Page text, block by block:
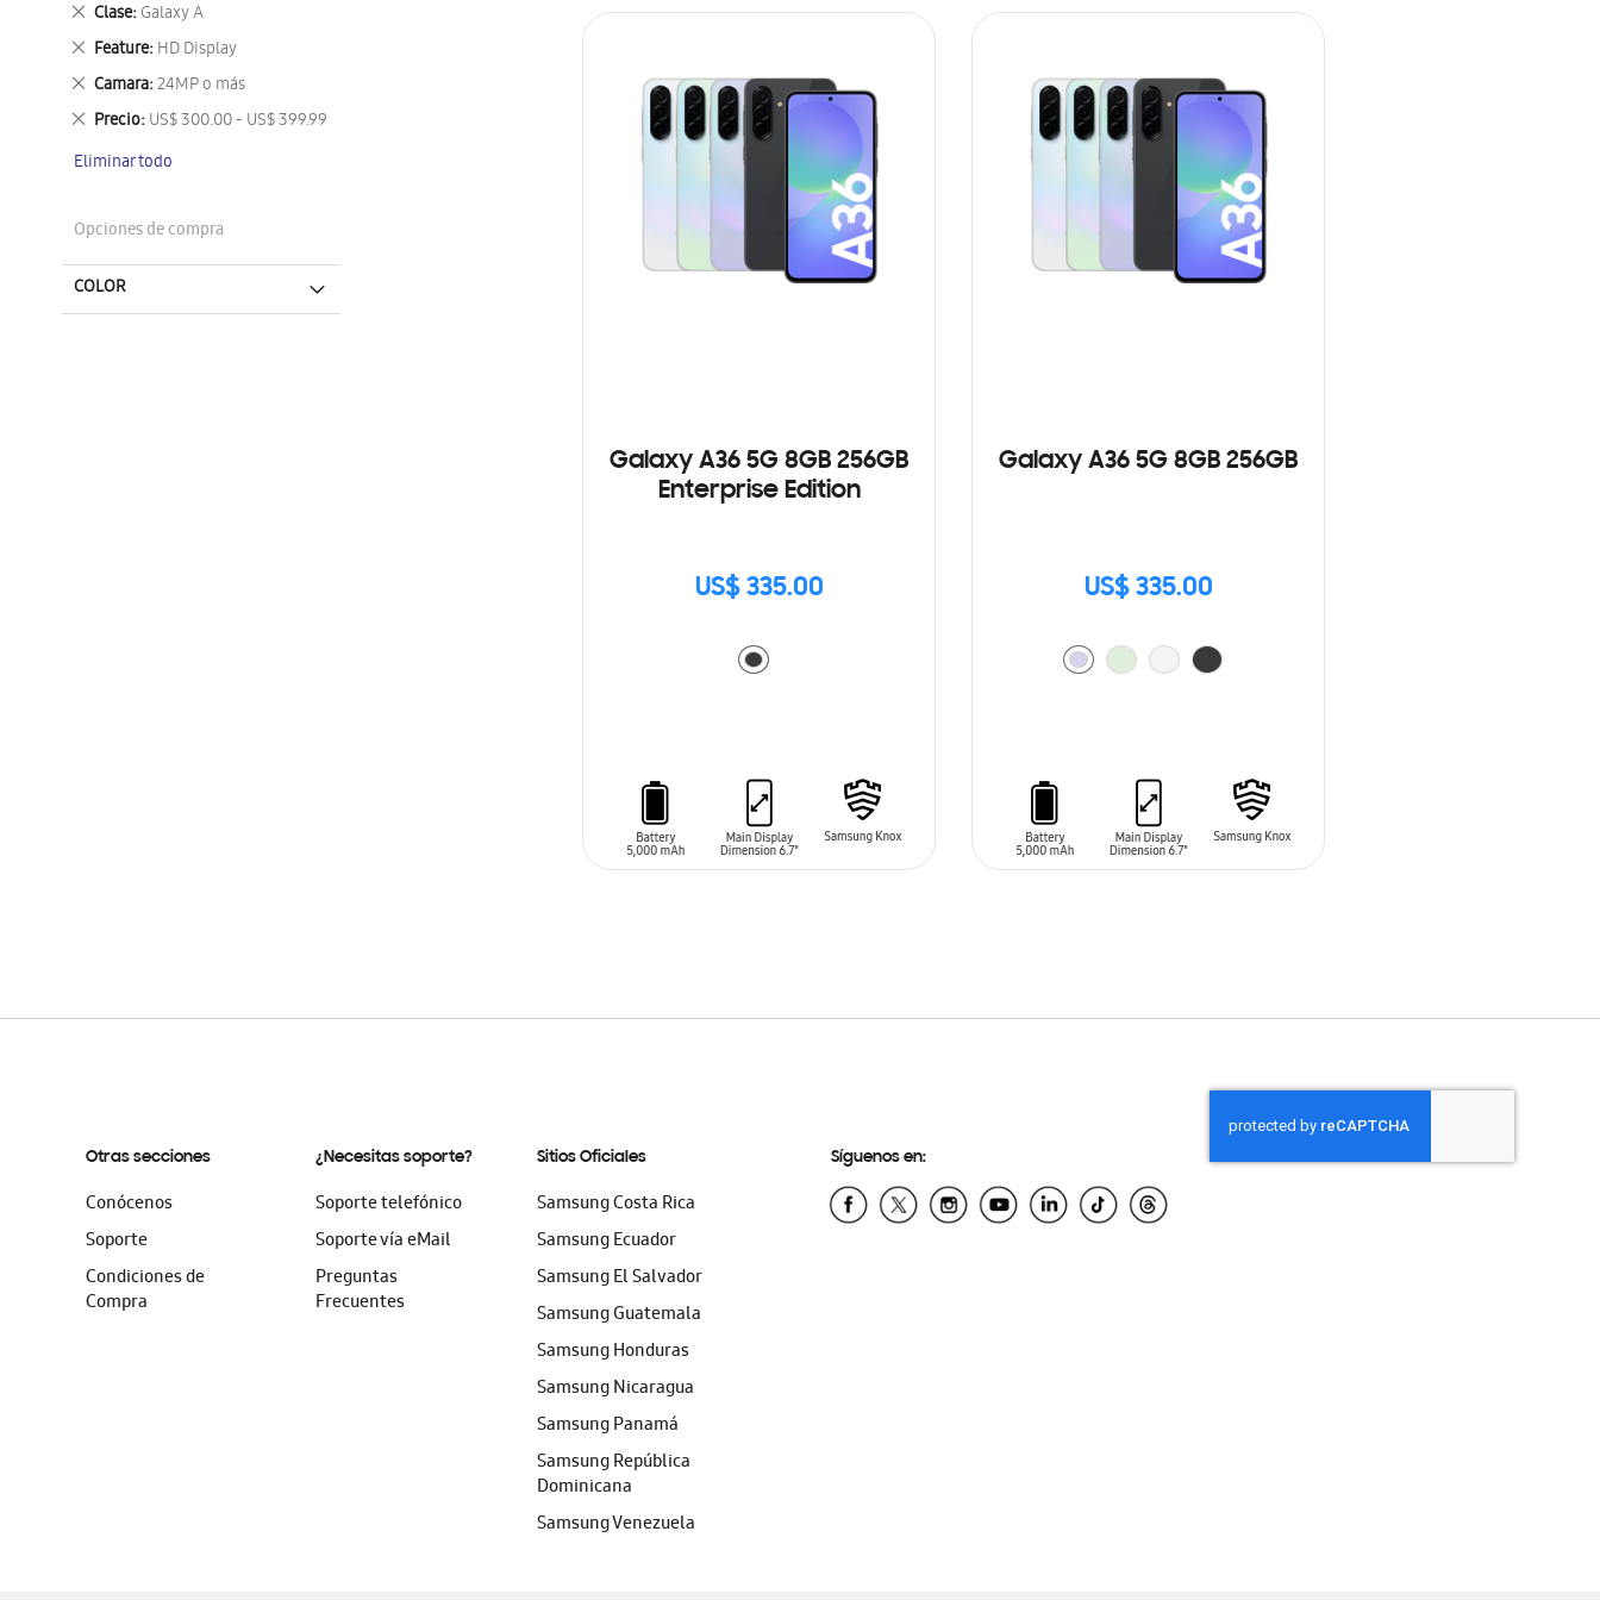
Galaxy A36 5G 8GB 256GB
Enterprise Edition
US$ 335.00
Galaxy A36 5G 8GB 256GB
US$ 335.00
artículo
Clase Galaxy A
Eliminar
este
artículo
Feature HD Display
Eliminar
este
artículo
Camara 24MP o más
Eliminar
este
artículo
Precio US$ 300.00 - US$ 399.99
Eliminar
artículo
Eliminar todo
Opciones de compra
COLOR
Otras secciones
Conócenos
Soporte
Condiciones de
Compra
¿Necesitas soporte?
Soporte telefónico
Soporte vía eMail
Preguntas
Frecuentes
Sitios Oficiales
Samsung Costa Rica
Samsung Ecuador
Samsung El Salvador
Samsung Guatemala
Samsung Honduras
Samsung Nicaragua
Samsung Panamá
Samsung República
Dominicana
Samsung Venezuela
Síguenos en: